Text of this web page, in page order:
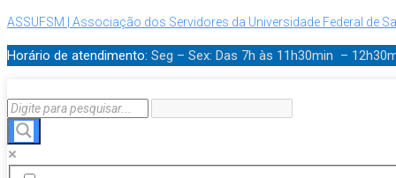
ASSUFSM | Associação dos Servidores da Universidade Federal de
Horário de atendimento: Seg – Sex: Das 7h às 11h30min –